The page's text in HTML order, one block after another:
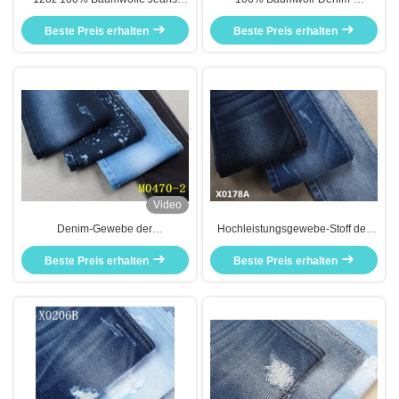
Cross Hatch Slub Sanforizing
Jeans Stoff
Beste Preis erhalten
Stoffhersteller für 12 OZ Denim-
Stoffe
Beste Preis erhalten
Video
Denim-Gewebe der
Doppelschicht-12oz wie stricken
unregelmäßige Webart 58/59" für
Frauen merzerisiertes Ende
Beste Preis erhalten
Hochleistungsgewebe-Stoff des
denim-12oz
Beste Preis erhalten